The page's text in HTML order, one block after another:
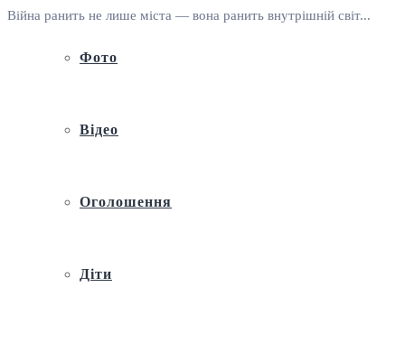
Фото
Відео
Оголошення
Діти
Війна ранить не лише міста — вона ранить внутрішній світ...